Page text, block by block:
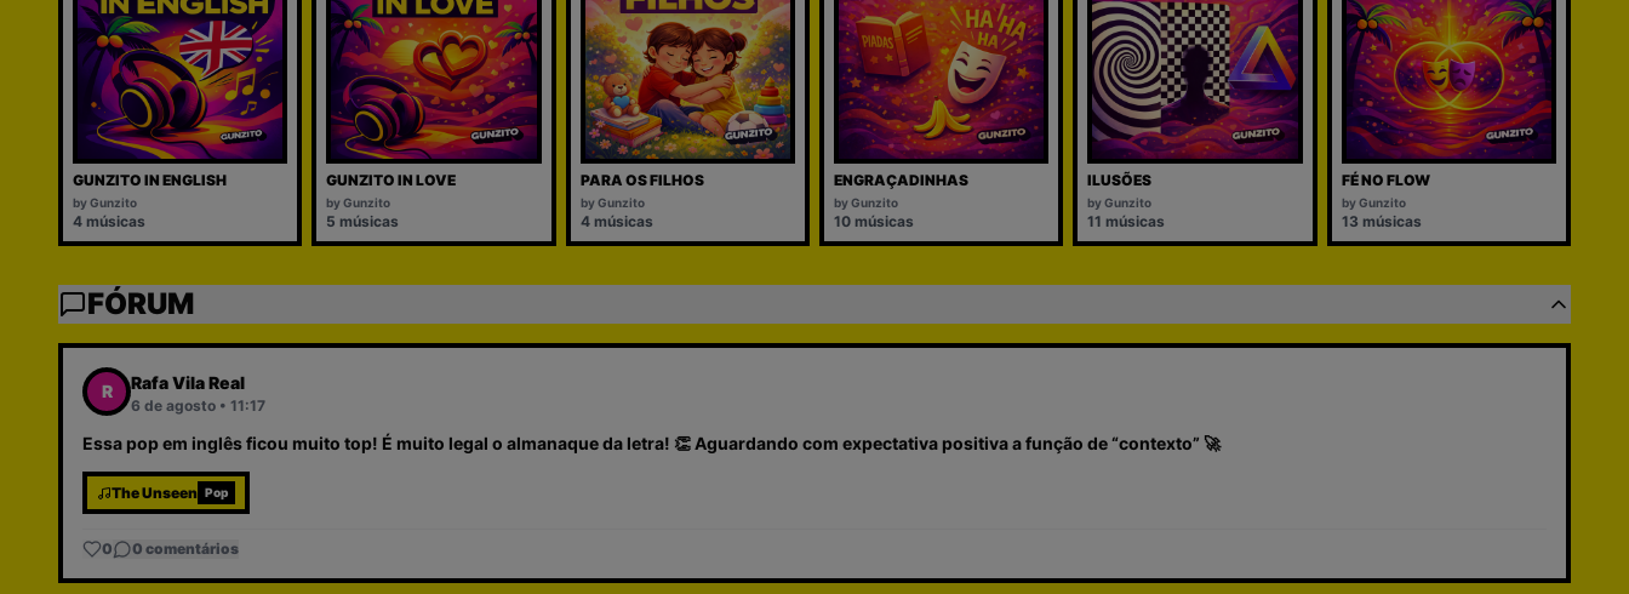
GUNZITO IN ENGLISH
byGunzito
4 músicas
GUNZITO IN LOVE
byGunzito
5 músicas
PARA OS FILHOS
byGunzito
4músicas
ENGRAÇADINHAS
byGunzito
10músicas
ILUSÕES
byGunzito
11 músicas
FÉ NO FLOW
byGunzito
13 músicas
FÓRUM
R Rafa Vila Real
6 de agosto • 11:17
Essa pop em inglês ficou muito top! É muito legal o almanaque da letra! 👏 Aguardando com expectativa positiva a função de “contexto” 🚀
The Unseen Pop
0 0 comentários